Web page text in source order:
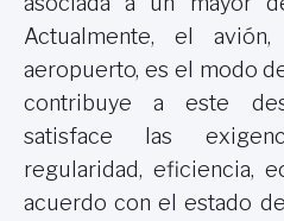
Actualmente, el
aeropuerto, es el modo
contribuye a este
satisface las
regularidad, eficiencia,
acuerdo con el estado